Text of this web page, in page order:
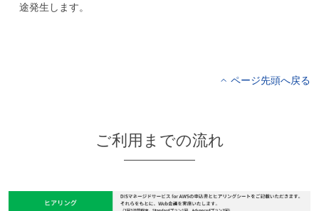
途発生します。
ページ先頭へ戻る
ご利用までの流れ